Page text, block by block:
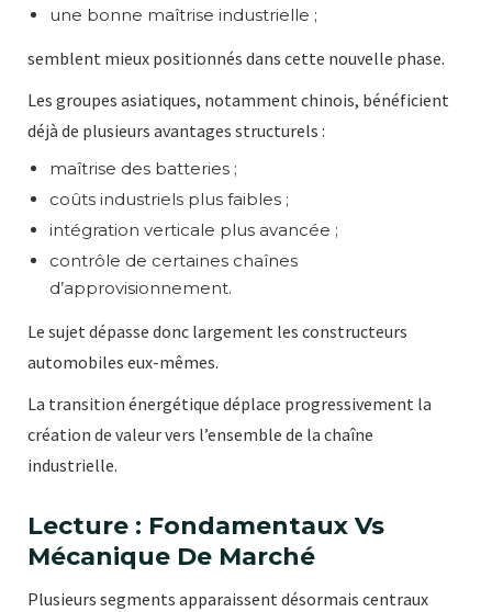
une bonne maîtrise industrielle ;
semblent mieux positionnés dans cette nouvelle phase.
Les groupes asiatiques, notamment chinois, bénéficient
déjà de plusieurs avantages structurels :
maîtrise des batteries ;
coûts industriels plus faibles ;
intégration verticale plus avancée ;
contrôle de certaines chaînes
d’approvisionnement.
Le sujet dépasse donc largement les constructeurs
automobiles eux-mêmes.
La transition énergétique déplace progressivement la
création de valeur vers l’ensemble de la chaîne
industrielle.
Lecture : Fondamentaux Vs
Mécanique De Marché
Plusieurs segments apparaissent désormais centraux